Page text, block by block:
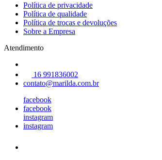
Política de privacidade
Política de qualidade
Política de trocas e devoluções
Sobre a Empresa
Atendimento
16 991836002
contato@marilda.com.br
facebook
facebook
instagram
instagram